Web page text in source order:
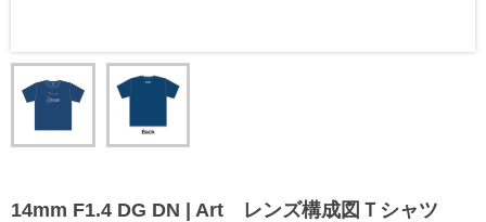
14mm F1.4 DG DN | Art レンズ構成図Ｔシャツ